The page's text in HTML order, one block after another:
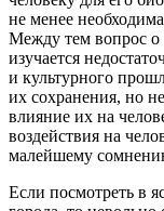
не менее
Между тем вопрос о
изучается
и культурного
их сохранения, но
влияние их на
воздействия на
малейшему
Если посмотреть в